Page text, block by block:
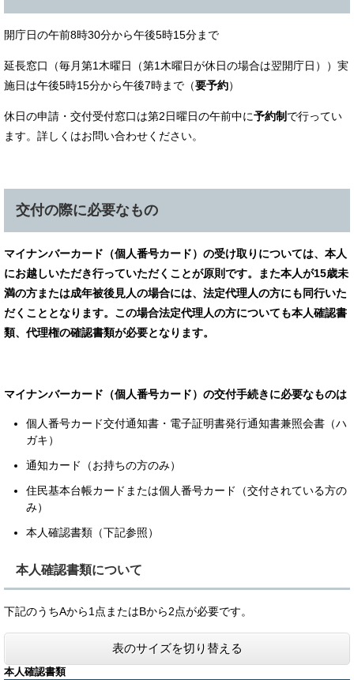
開庁日の午前8時30分から午後5時15分まで
延長窓口（毎月第1木曜日（第1木曜日が休日の場合は翌開庁日））実
施日は午後5時15分から午後7時まで（要予約）
休日の申請・交付受付窓口は第2日曜日の午前中に予約制 で行ってい
ます。詳しくはお問い合わせください。
交付の際に必要なもの
マイナンバーカード（個人番号カード）の受け取りについては、本人
にお越しいただき行っていただくことが原則です。また本人が15歳未
満の方または成年被後見人の場合には、法定代理人の方にも同行いた
だくこととなります。この場合法定代理人の方についても本人確認書
類、代理権の確認書類が必要となります。
マイナンバーカード（個人番号カード）の交付手続きに必要なものは
個人番号カード交付通知書・電子証明書発行通知書兼照会書（ハ
ガキ）
通知カード（お持ちの方のみ）
住民基本台帳カードまたは個人番号カード（交付されている方の
み）
本人確認書類（下記参照）
本人確認書類について
下記のうちAから1点またはBから2点が必要です。
表のサイズを切り替える
本人確認書類